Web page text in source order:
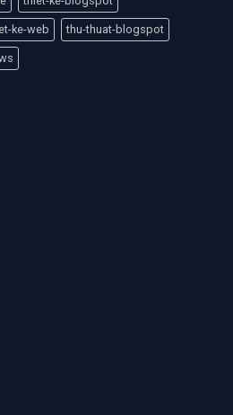
ke-web thu-thuat-blogspot